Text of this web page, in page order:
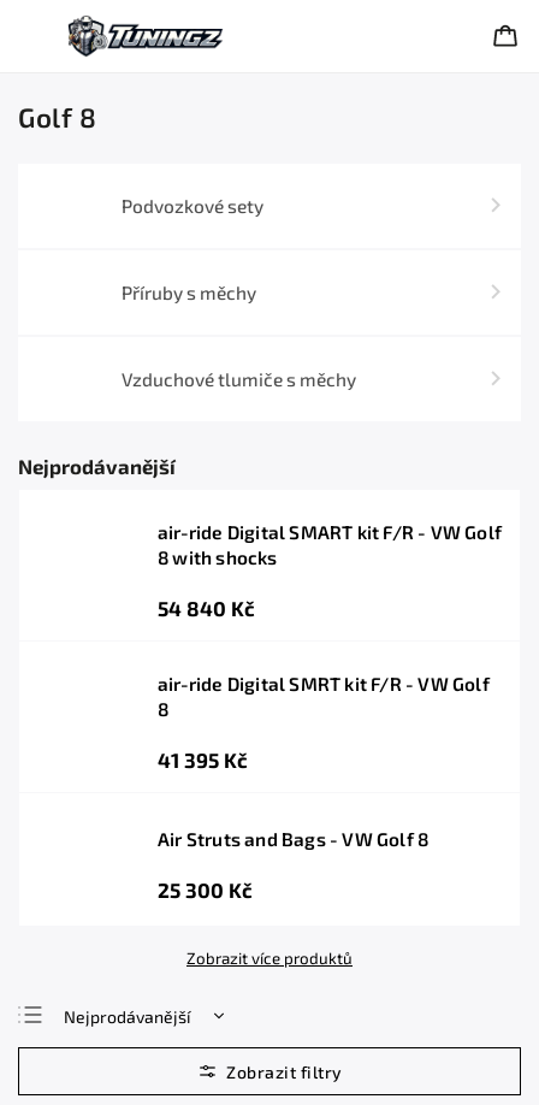
Golf 8
Podvozkové sety
Příruby s měchy
Vzduchové tlumiče s měchy
Nejprodávanější
air-ride Digital SMART kit F/R - VW Golf
8 with shocks
54 840 Kč
air-ride Digital SMRT kit F/R - VW Golf
8
41 395 Kč
Air Struts and Bags - VW Golf 8
25 300 Kč
Zobrazit více produktů
Nejprodávanější
Nejlevnější
Nejdražší